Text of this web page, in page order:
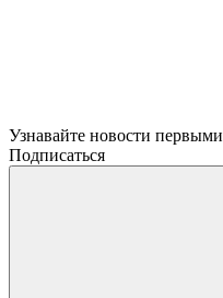
Узнавайте новости первыми
Подписаться